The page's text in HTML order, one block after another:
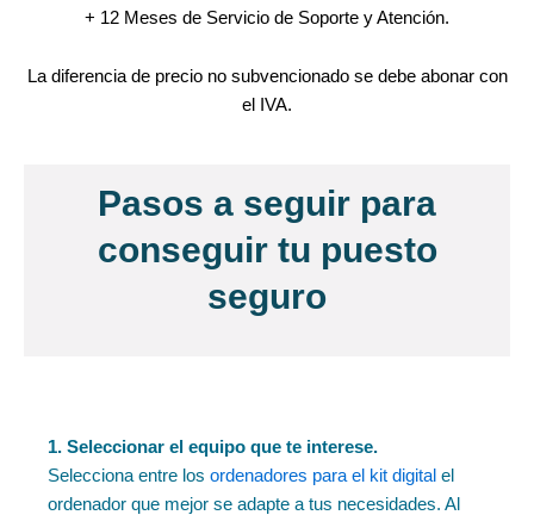
+ 12 Meses de Servicio de Soporte y Atención.
La diferencia de precio no subvencionado se debe abonar con
el IVA.
Pasos a seguir para
conseguir tu puesto
seguro
1. Seleccionar el equipo que te interese.
Selecciona entre los ordenadores para el kit digital el
ordenador que mejor se adapte a tus necesidades. Al